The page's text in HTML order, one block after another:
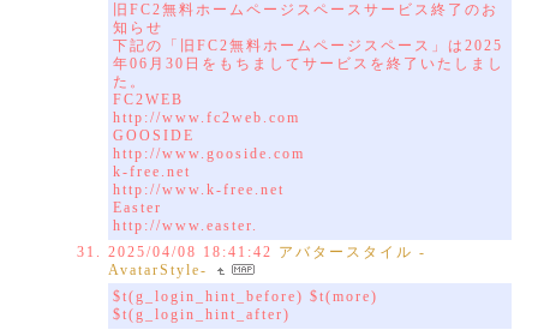
旧FC2無料ホームページスペースサービス終了のお
知らせ
下記の「旧FC2無料ホームページスペース」は2025
年06月30日をもちましてサービスを終了いたしまし
た。
FC2WEB
http://www.fc2web.com
GOOSIDE
http://www.gooside.com
k-free.net
http://www.k-free.net
Easter
http://www.easter.
2025/04/08 18:41:42 アバタースタイル -
AvatarStyle-
$t(g_login_hint_before) $t(more)
$t(g_login_hint_after)